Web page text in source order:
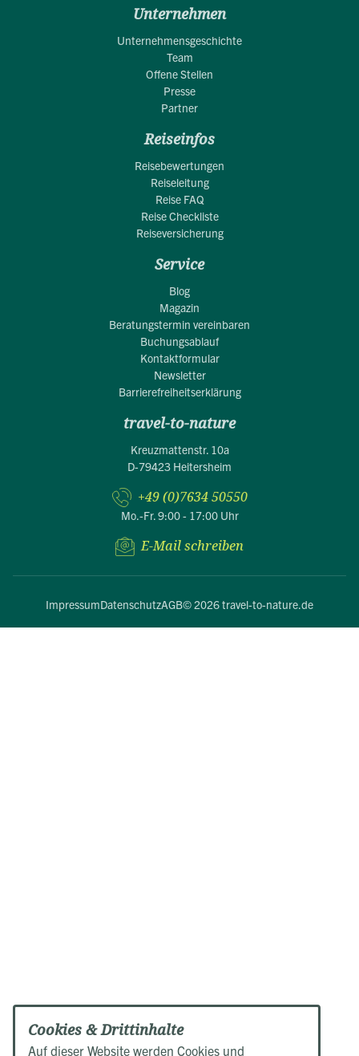
Unternehmen
Unternehmensgeschichte
Team
Offene Stellen
Presse
Partner
Reiseinfos
Reisebewertungen
Reiseleitung
Reise FAQ
Reise Checkliste
Reiseversicherung
Service
Blog
Magazin
Beratungstermin vereinbaren
Buchungsablauf
Kontaktformular
Newsletter
Barrierefreiheitserklärung
travel-to-nature
Kreuzmattenstr. 10a
D-79423 Heitersheim
+49 (0)7634 50550
Mo.-Fr. 9:00 - 17:00 Uhr
E-Mail schreiben
ImpressumDatenschutzAGB© 2026 travel-to-nature.de
Cookies & Drittinhalte
Auf dieser Website werden Cookies und